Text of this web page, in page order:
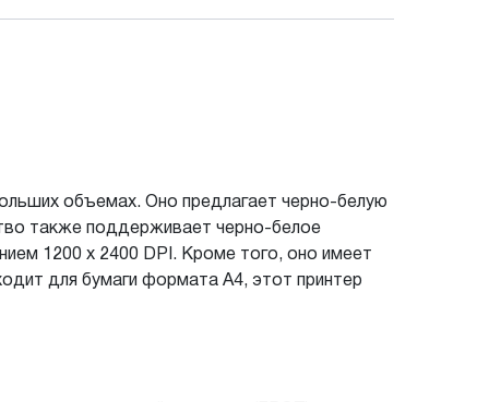
объемах. Оно предлагает черно-белую
также поддерживает черно-белое
1200 x 2400 DPI. Кроме того, оно имеет
для бумаги формата A4, этот принтер